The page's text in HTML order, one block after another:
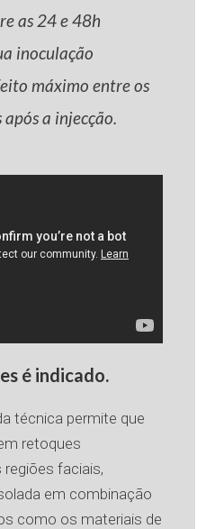
as 24 e 48h
inoculação
máximo entre os
após a injecção.
é indicado.
técnica permite que
retoques
faciais,
em combinação
como os materiais de